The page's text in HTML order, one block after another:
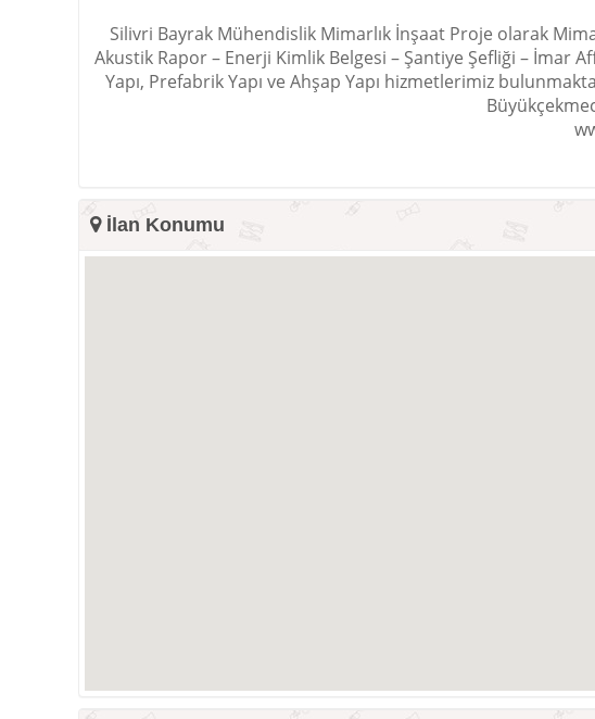
Silivri Bayrak Mühendislik Mimarlık İnşaat Proje olarak
Akustik Rapor – Enerji Kimlik Belgesi – Şantiye Şefliği – İmar
Yapı, Prefabrik Yapı ve Ahşap Yapı hizmetlerimiz
İlan Konumu